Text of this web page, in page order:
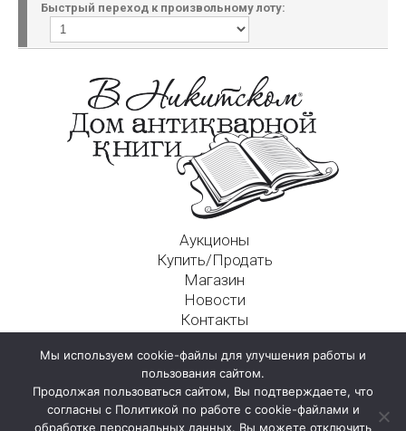
Быстрый переход к произвольному лоту:
Аукционы
Купить/Продать
Магазин
Новости
Контакты
125009, г. Москва, Никитский пер., д. 4а, стр. 1
Мы используем cookie-файлы для улучшения работы и
пользования сайтом.
Продолжая пользоваться сайтом, Вы подтверждаете, что
согласны с Политикой по работе с cookie-файлами и
обработке персональных данных. Вы можете отключить